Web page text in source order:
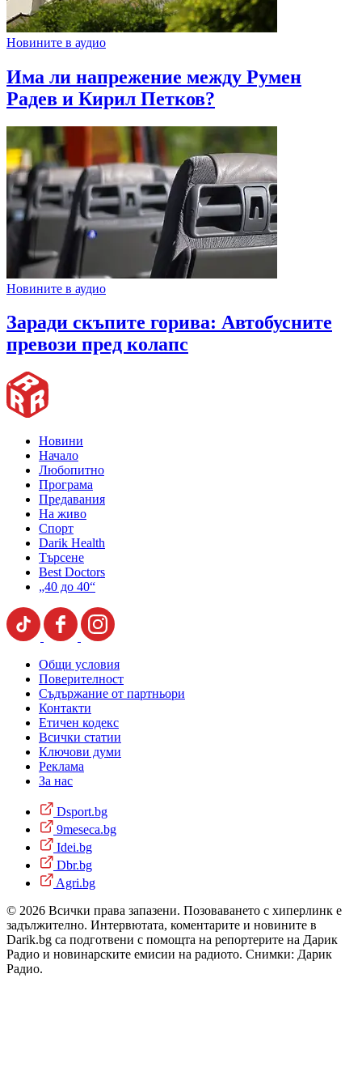
Новините в аудио
Има ли напрежение между Румен
Радев и Кирил Петков?
Новините в аудио
Заради скъпите горива: Автобусните
превози пред колапс
Новини
Начало
Любопитно
Програма
Предавания
На живо
Спорт
Darik Health
Търсене
Best Doctors
„40 до 40“
Общи условия
Поверителност
Съдържание от партньори
Контакти
Етичен кодекс
Всички статии
Ключови думи
Реклама
За нас
Dsport.bg
9meseca.bg
Idei.bg
Dbr.bg
Agri.bg
© 2026 Всички права запазени. Позоваването с хиперлинк е
задължително. Интервютата, коментарите и новините в
Darik.bg са подготвени с помощта на репортерите на Дарик
Радио и новинарските емисии на радиото. Снимки: Дарик
Радио.